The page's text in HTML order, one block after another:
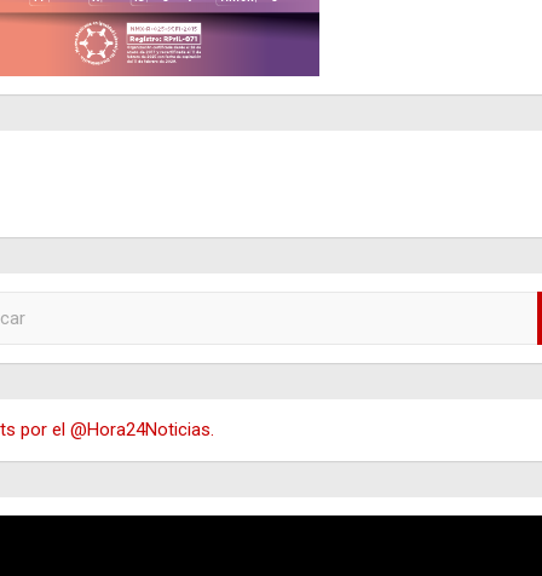
por el @Hora24Noticias.